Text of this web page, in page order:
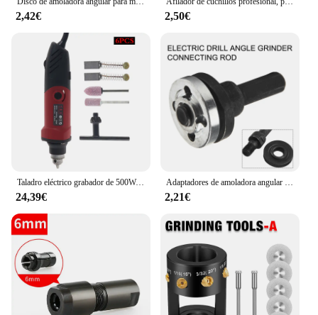
2,42€ 2,50€
Taladro eléctrico grabador de 500W, 110V/220V, 35000RPM, 6 velocidades, amoladora eléctrica, rectificadora, herramienta rotativa de pulido
24,39€
Adaptadores de amoladora angular de taladro eléctrico, herramienta eléctrica de 1 piezas para tallado, molienda, pulido de cavidades, joyería, artesanías, accesorios
2,21€